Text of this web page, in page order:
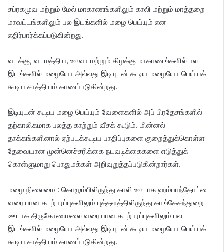
சப்ரகமுவ மற்றும் மேல் மாகாணங்களிலும் காலி மற்றும் மாத்தறை
மாவட்டங்களிலும் பல இடங்களில் மழை பெய்யும் என
எதிர்பார்க்கப்படுகின்றது.
வடக்கு, வடமத்திய, ஊவா மற்றும் கிழக்கு மாகாணங்களில் பல
இடங்களில் மழையோ அல்லது இடியுடன் கூடிய மழையோ பெய்யக்
கூடிய சாத்தியம் காணப்படுகின்றது.
இடியுடன் கூடிய மழை பெய்யும் வேளைகளில் அப் பிரதேசங்களில்
தற்காலிகமாக பலத்த காற்றும் வீசக் கூடும். மின்னல்
தாக்கங்களினால் ஏற்படக்கூடிய பாதிப்புகளை குறைத்துக்கொள்ள
தேவையான முன்னெச்சரிக்கை நடவடிக்கைகளை எடுத்துக்
கொள்ளுமாறு பொதுமக்கள் அறிவுறுத்தப்படுகின்றார்கள்.
மழை நிலைமை : கொழும்பிலிருந்து காலி ஊடாக ஹம்பாந்தோட்டை
வரையான கடற்பரப்புகளிலும் புத்தளத்திலிருந்து காங்கேசந்துறை
ஊடாக திருகோணமலை வரையான கடற்பரப்புகளிலும் பல
இடங்களில் மழையோ அல்லது இடியுடன் கூடிய மழையோ பெய்யக்
கூடிய சாத்தியம் காணப்படுகின்றது.